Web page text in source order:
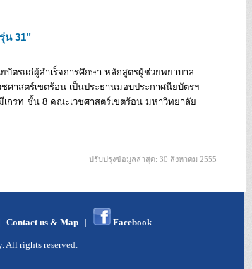
น 31"
บัตรแก่ผู้สำเร็จการศึกษา หลักสูตรผู้ช่วยพยาบาล
าสตร์เขตร้อน เป็นประธานมอบประกาศนียบัตรฯ
กรท ชั้น 8 คณะเวชศาสตร์เขตร้อน มหาวิทยาลัย
ปรับปรุงข้อมูลล่าสุด: 30 สิงหาคม 2555
Contact us & Map | Facebook
rights reserved.